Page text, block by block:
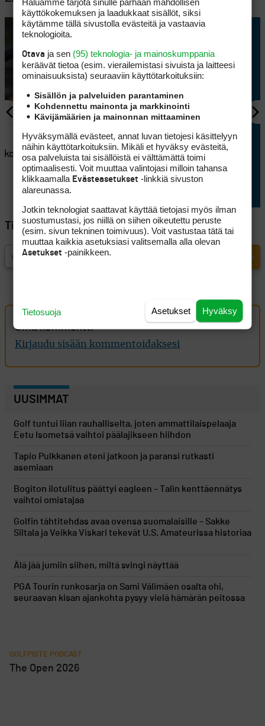
Lappajärvellä kisataan
sunnuntaina hyvin
erikoisessa golftriathlonissa
Tilaa Golfpisteen uutiskirje
Oma kommentti
Kirjaudu sisään kommentoidaksesi
UUSIMMAT
Golf tuntui liian rauhalliselta, joten ammattilaispelaaja
Eetu Isometsä vaihtoi päälajikseen hiihdon
Tapio Pulkkanen eteni jatkoon ja paransi rutkasti
asemiaan
Bogiton ilotulitus päättyi eagleen – Talin kenttäennätys
vaihtoi omistajaa
Golfin tähtitehdas avaa ovensa suomalaisille – Sakke
Siltala ja Veikka Viskari tekevät U.S. Amateurissa historiaa
Älä jää jumiin siihen, miltä svingi näyttää
PGA Tourin runkosarja on Sami Välimäen osalta ohi,
seuraavan kisan ajankohta pysyy vielä hämärän peitossa
GOLFPISTE PODCAST
The Open 2026
käyttökokemuksen ja laadukkaat sisällöt, siksi
käytämme tällä sivustolla evästeitä ja vastaavia
teknologioita.
Otava ja sen (95) teknologia- ja mainoskumppania
keräävät tietoa (esim. vierailemis­tasi sivuista ja laitteesi
ominaisuuk­sista) seuraaviin käyttötarkoituksiin:
Sisällön ja palveluiden parantaminen
Kohdennettu mainonta ja markkinointi
Kävijämäärien ja mainonnan mittaaminen
Hyväksymällä evästeet, annat luvan tietojesi käsittelyyn
näihin käyttötarkoituksiin. Mikäli et hyväksy evästeitä,
osa palveluista tai sisällöistä ei välttämättä toimi
optimaalisesti. Voit muuttaa valintojasi milloin tahansa
klikkaamalla Evästeasetukset -linkkiä sivuston
alareunassa.
Jotkin teknologiat saattavat käyttää tietojasi myös ilman
suostumustasi, jos niillä on siihen oikeutettu peruste
(esim. sivun tekninen toimivuus). Voit vastustaa tätä tai
muuttaa kaikkia asetuksiasi valitsemalla alla olevan
Asetukset -painikkeen.
Hyväksy
Asetukset
Tietosuoja